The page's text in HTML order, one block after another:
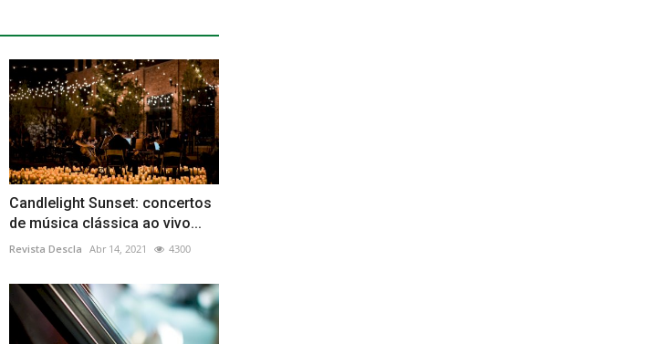
Candlelight Sunset: concertos
de música clássica ao vivo...
Revista Descla Abr 14, 2021 4300